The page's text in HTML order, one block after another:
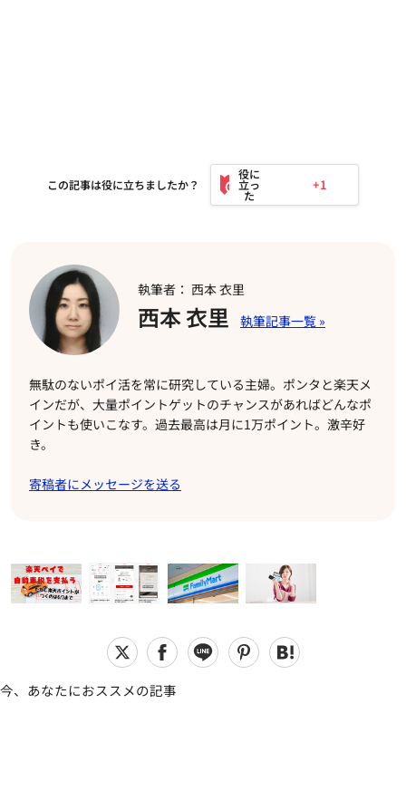
この記事は役に立ちましたか？ +1
執筆者： 西本 衣里
西本 衣里
無駄のないポイ活を常に研究している主婦。ポンタと楽天メ
インだが、大量ポイントゲットのチャンスがあればどんなポ
イントも使いこなす。過去最高は月に1万ポイント。激辛好
き。
寄稿者にメッセージを送る
今、あなたにおススメの記事